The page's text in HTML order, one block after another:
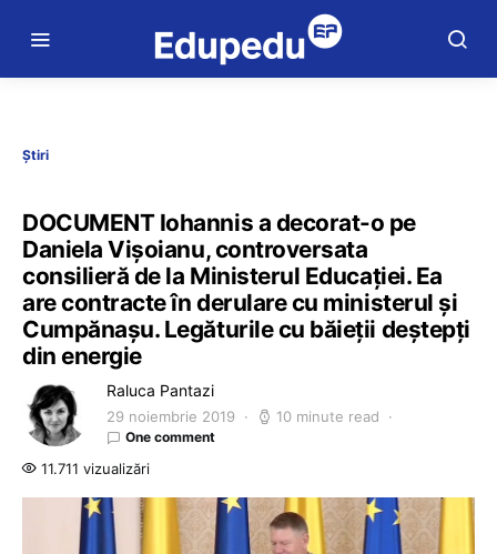
Știri
DOCUMENT Iohannis a decorat-o pe
Daniela Vișoianu, controversata
consilieră de la Ministerul Educației. Ea
are contracte în derulare cu ministerul și
Cumpănașu. Legăturile cu băieții deștepți
din energie
Raluca Pantazi
29 noiembrie 2019 10 minute read
One comment
11.711 vizualizări